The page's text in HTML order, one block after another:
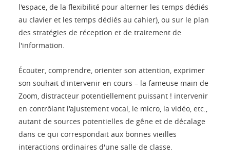
l'espace, de la flexibilité pour alterner les temps dédiés
au clavier et les temps dédiés au cahier), ou sur le plan
des stratégies de réception et de traitement de
l'information.
Écouter, comprendre, orienter son attention, exprimer
son souhait d'intervenir en cours – la fameuse main de
Zoom, distracteur potentiellement puissant ! intervenir
en contrôlant l'ajustement vocal, le micro, la vidéo, etc.,
autant de sources potentielles de gêne et de décalage
dans ce qui correspondait aux bonnes vieilles
interactions ordinaires d'une salle de classe.